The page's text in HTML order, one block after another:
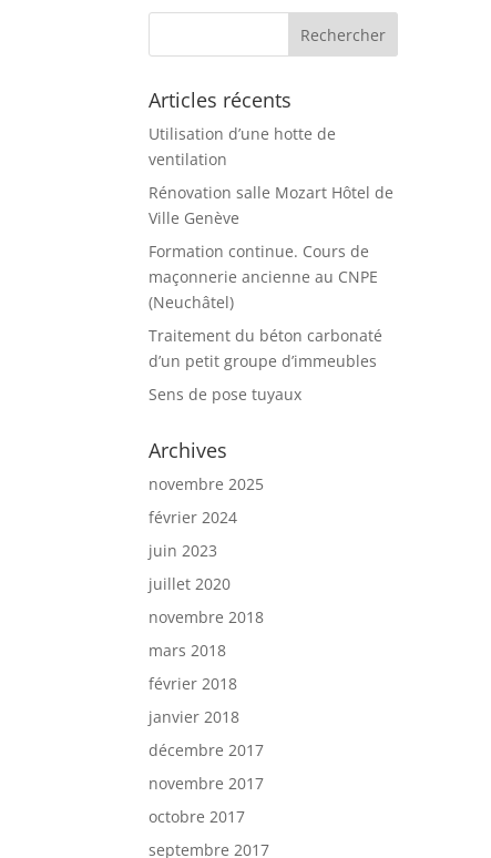
Articles récents
Utilisation d’une hotte de
ventilation
Rénovation salle Mozart Hôtel de
Ville Genève
Formation continue. Cours de
maçonnerie ancienne au CNPE
(Neuchâtel)
Traitement du béton carbonaté
d’un petit groupe d’immeubles
Sens de pose tuyaux
Archives
novembre 2025
février 2024
juin 2023
juillet 2020
novembre 2018
mars 2018
février 2018
janvier 2018
décembre 2017
novembre 2017
octobre 2017
septembre 2017